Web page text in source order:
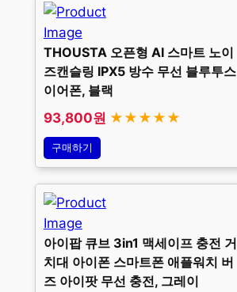
THOUSTA 오픈형 AI 스마트 노이
즈캔슬링 IPX5 방수 무선 블루투스
이어폰, 블랙
93,800원 ★★★★★
구매하기
아이팝 큐브 3in1 맥세이프 충전 거
치대 아이폰 스마트폰 애플워치 버
즈 아이팟 무선 충전, 그레이